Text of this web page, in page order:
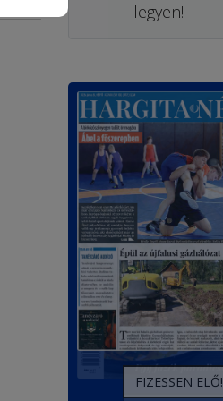
legyen!
FIZESSEN ELŐ!